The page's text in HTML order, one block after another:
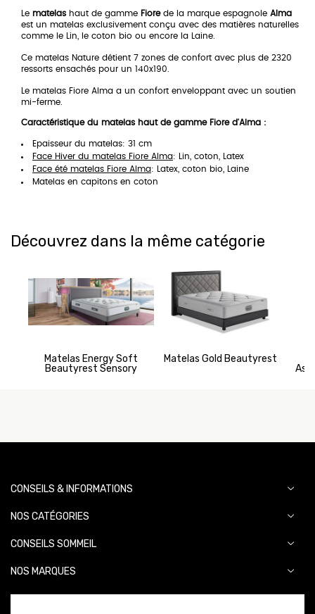
Le matelas haut de gamme Fiorede la marque espagnole Alma
est un matelas exclusivement conçu avec des matières naturelles
comme le Lin, le coton bio ou encore la Laine.
Ce matelas Nature détient 7 zones de confort avec plus de 2320
ressorts ensachés pour un 140x190.
Le matelas Fiore Alma a un confort enveloppant avec un soutien
mi-ferme.
Caractéristique du matelas haut de gamme Fiore d'Alma :
Epaisseur du matelas: 31 cm
Face Hiver du matelas Fiore Alma: Lin, coton, Latex
Face été matelas Fiore Alma: Latex, coton bio, Laine
Matelas en capitons en coton
Découvrez dans la même catégorie
Matelas Energy Soft
Beautyrest Sensory
Matelas Gold Beautyrest
CONSEILS & INFORMATIONS
NOS CATÉGORIES
CONSEILS SOMMEIL
NOS MARQUES